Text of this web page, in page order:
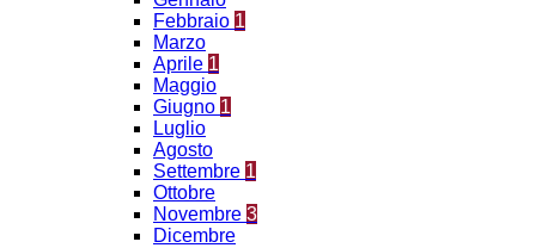
Febbraio 1
Marzo
Aprile 1
Maggio
Giugno 1
Luglio
Agosto
Settembre 1
Ottobre
Novembre 3
Dicembre